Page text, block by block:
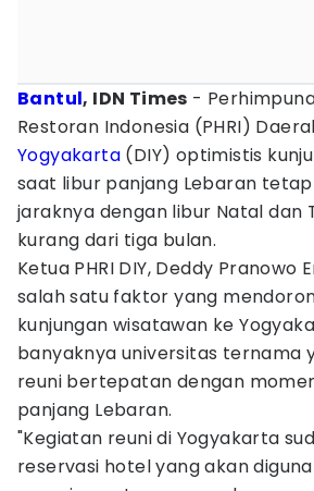
Bantul, IDN Times -
Restoran Indonesia (PHRI)
Yogyakarta (DIY) optimistis
saat libur panjang Lebaran
jaraknya dengan libur Natal dan
kurang dari tiga bulan.
Ketua PHRI DIY, Deddy Pranowo
salah satu faktor yang
kunjungan wisatawan ke
banyaknya universitas ternama
reuni bertepatan dengan
panjang Lebaran.
"Kegiatan reuni di Yogyakarta
reservasi hotel yang akan